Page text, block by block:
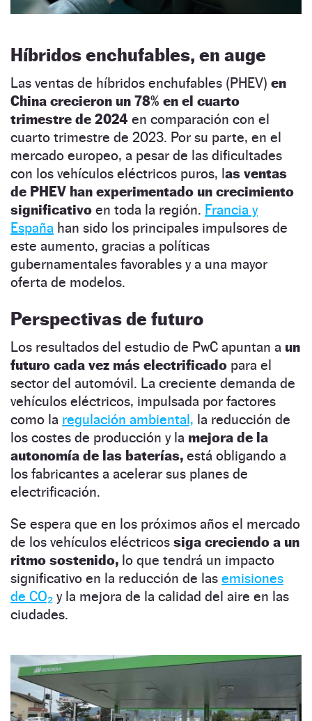
Híbridos enchufables, en auge
Las ventas de híbridos enchufables (PHEV) en
China crecieron un 78% en el cuarto
trimestre de 2024 en comparación con el
cuarto trimestre de 2023. Por su parte, en el
mercado europeo, a pesar de las dificultades
con los vehículos eléctricos puros, las ventas
de PHEV han experimentado un crecimiento
significativo en toda la región. Francia y
España han sido los principales impulsores de
este aumento, gracias a políticas
gubernamentales favorables y a una mayor
oferta de modelos.
Perspectivas de futuro
Los resultados del estudio de PwC apuntan a un
futuro cada vez más electrificado para el
sector del automóvil. La creciente demanda de
vehículos eléctricos, impulsada por factores
como la regulación ambiental, la reducción de
los costes de producción y la mejora de la
autonomía de las baterías, está obligando a
los fabricantes a acelerar sus planes de
electrificación.
Se espera que en los próximos años el mercado
de los vehículos eléctricos siga creciendo a un
ritmo sostenido, lo que tendrá un impacto
significativo en la reducción de las emisiones
de CO₂ y la mejora de la calidad del aire en las
ciudades.